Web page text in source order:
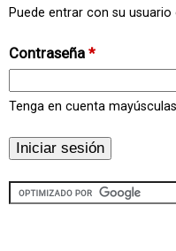
Puede entrar con su usuario
Contraseña *
Tenga en cuenta